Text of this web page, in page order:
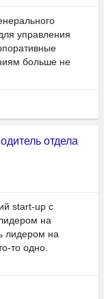
управления
больше не
отдела
start-up с
на
лидером на
то одно.